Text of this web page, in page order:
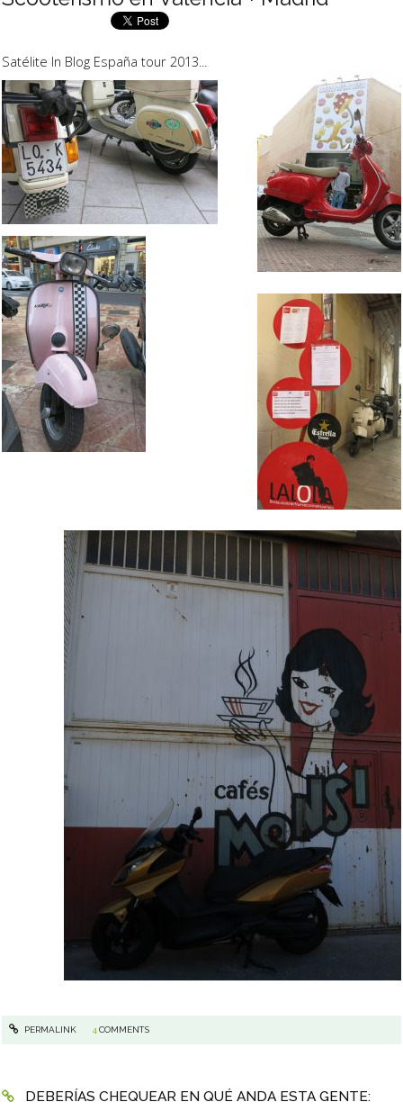
Satélite In Blog España tour 2013...
PERMALINK 4 COMMENTS
DEBERÍAS CHEQUEAR EN QUÉ ANDA ESTA GENTE: